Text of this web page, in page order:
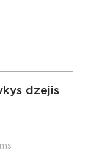
dzejis